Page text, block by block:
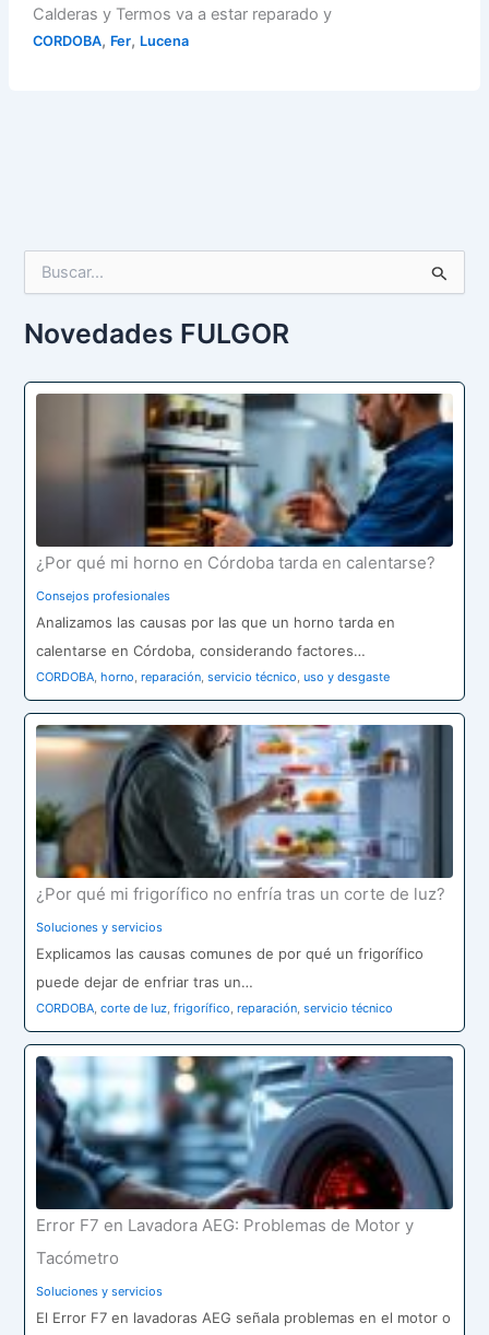
Calderas y Termos va a estar reparado y
CORDOBA, Fer, Lucena
c
a
p
Novedades FULGOR
¿Por qué mi horno en Córdoba tarda en calentarse?
Consejos profesionales
Analizamos las causas por las que un horno tarda en
calentarse en Córdoba, considerando factores…
CORDOBA,horno,reparación,servicio técnico,uso y desgaste
¿Por qué mi frigorífico no enfría tras un corte de luz?
Soluciones y servicios
Explicamos las causas comunes de por qué un frigorífico
puede dejar de enfriar tras un…
CORDOBA ,corte de luz ,frigorífico ,reparación ,servicio técnico
Error F7 en Lavadora AEG: Problemas de Motor y
Tacómetro
Soluciones y servicios
El Error F7 en lavadoras AEG señala problemas en el motor o